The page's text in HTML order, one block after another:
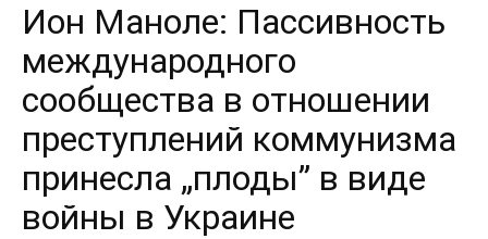
Ион Маноле: Пассивность
международного
сообщества в отношении
преступлений коммунизма
принесла „плоды” в виде
войны в Украине